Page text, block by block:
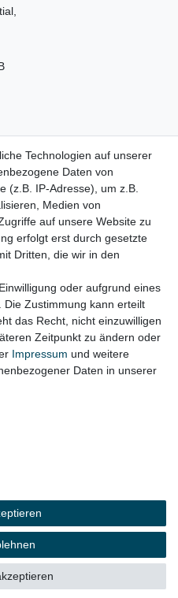
Fahrgestellnummer (VIN)
1 bis 3 Werktage
Technologien auf unserer
Daten von
(z.B. IP-Adresse), um z.B.
Medien von
auf unsere Website zu
erfolgt erst durch gesetzte
Dritten, die wir in den
oder aufgrund eines
Zustimmung kann erteilt
das Recht, nicht einzuwilligen
Zeitpunkt zu ändern oder
Impressum und weitere
Daten in unserer
Rechte vorbehalten.